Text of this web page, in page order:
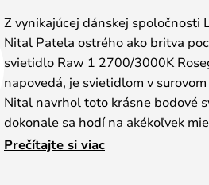
Z vynikajúcej dánskej spoločnosti
Nital Patela ostrého ako britva
svietidlo Raw 1 2700/3000K
napovedá, je svietidlom v
Nital navrhol toto krásne bodové
dokonale sa hodí na akékoľvek
preň - elegantný vrchnák vyzerá,
Prečítajte si viac